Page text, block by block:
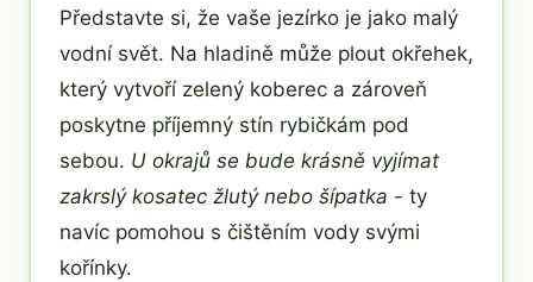
Představte si, že vaše jezírko je jako malý
vodní svět. Na hladině může plout okřehek,
který vytvoří zelený koberec a zároveň
poskytne příjemný stín rybičkám pod
sebou. U okrajů se bude krásně vyjímat
zakrslý kosatec žlutý nebo šípatka - ty
navíc pomohou s čištěním vody svými
kořínky.